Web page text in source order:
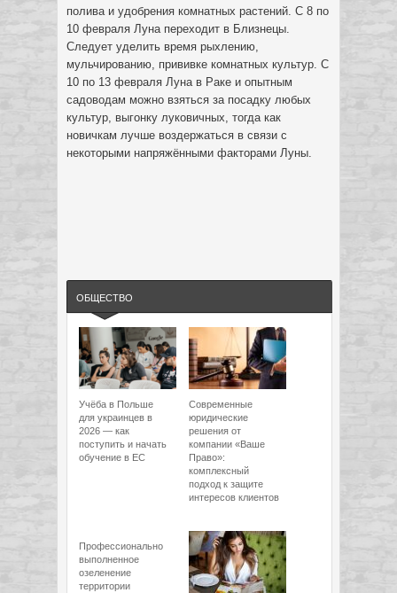
полива и удобрения комнатных растений. С 8 по
10 февраля Луна переходит в Близнецы.
Следует уделить время рыхлению,
мульчированию, прививке комнатных культур. С
10 по 13 февраля Луна в Раке и опытным
садоводам можно взяться за посадку любых
культур, выгонку луковичных, тогда как
новичкам лучше воздержаться в связи с
некоторыми напряжёнными факторами Луны.
ОБЩЕСТВО
Учёба в Польше
для украинцев в
2026 — как
поступить и начать
обучение в ЕС
Современные
юридические
решения от
компании «Ваше
Право»:
комплексный
подход к защите
интересов клиентов
Профессионально
выполненное
озеленение
территории